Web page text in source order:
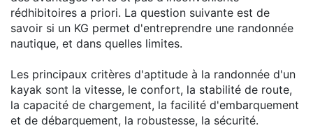
rédhibitoires a priori. La question suivante est de
savoir si un KG permet d'entreprendre une randonnée
nautique, et dans quelles limites.
Les principaux critères d'aptitude à la randonnée d'un
kayak sont la vitesse, le confort, la stabilité de route,
la capacité de chargement, la facilité d'embarquement
et de débarquement, la robustesse, la sécurité.